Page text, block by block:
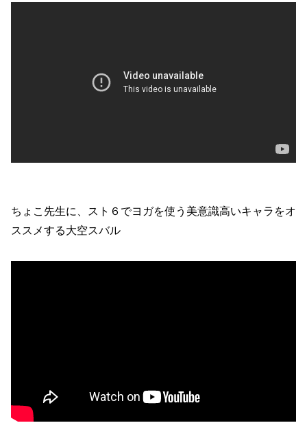
ちょこ先生に、スト６でヨガを使う美意識高いキャラをオ
ススメする大空スバル